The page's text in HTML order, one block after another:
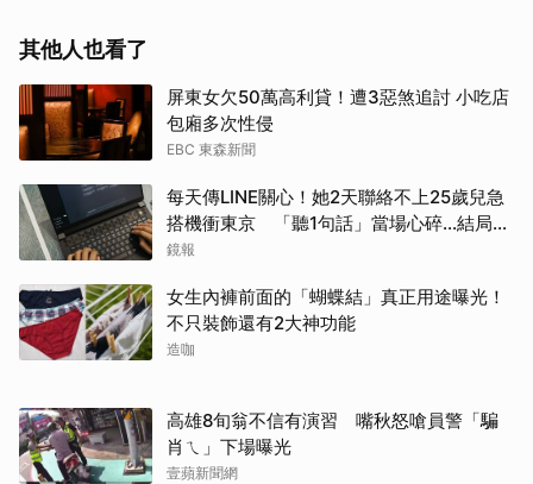
其他人也看了
屏東女欠50萬高利貸！遭3惡煞追討 小吃店
包廂多次性侵
EBC 東森新聞
每天傳LINE關心！她2天聯絡不上25歲兒急
搭機衝東京 「聽1句話」當場心碎...結局看
哭網
鏡報
女生內褲前面的「蝴蝶結」真正用途曝光！
不只裝飾還有2大神功能
造咖
高雄8旬翁不信有演習 嘴秋怒嗆員警「騙
肖ㄟ」下場曝光
壹蘋新聞網